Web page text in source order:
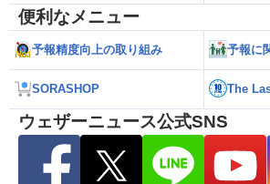
便利なメニュー
予報精度向上の取り組み 予報に
SORASHOP The
ウェザーニュース公式SNS